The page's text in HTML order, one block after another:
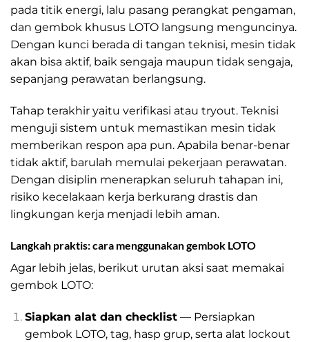
pada titik energi, lalu pasang perangkat pengaman,
dan gembok khusus LOTO langsung menguncinya.
Dengan kunci berada di tangan teknisi, mesin tidak
akan bisa aktif, baik sengaja maupun tidak sengaja,
sepanjang perawatan berlangsung.
Tahap terakhir yaitu verifikasi atau tryout. Teknisi
menguji sistem untuk memastikan mesin tidak
memberikan respon apa pun. Apabila benar-benar
tidak aktif, barulah memulai pekerjaan perawatan.
Dengan disiplin menerapkan seluruh tahapan ini,
risiko kecelakaan kerja berkurang drastis dan
lingkungan kerja menjadi lebih aman.
Langkah praktis: cara menggunakan gembok LOTO
Agar lebih jelas, berikut urutan aksi saat memakai
gembok LOTO:
Siapkan alat dan checklist— Persiapkan
gembok LOTO, tag, hasp grup, serta alat lockout